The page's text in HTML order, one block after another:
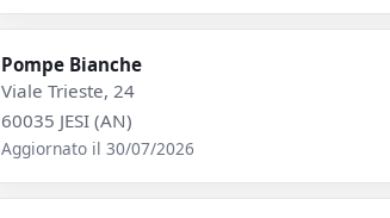
Pompe Bianche
Viale Trieste, 24
60035 JESI (AN)
Aggiornato il 30/07/2026